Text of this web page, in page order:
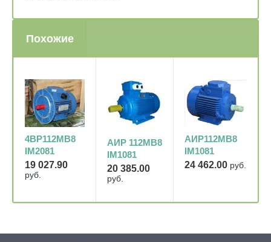
Похожие
4ВР112МВ8
IM2081
19 027.90
руб.
АИР 112МВ8
IM1081
20 385.00
руб.
АИР112МВ8
IM1081
24 462.00 руб.